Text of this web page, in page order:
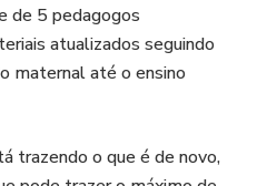
de 5 pedagogos
atualizados seguindo
maternal até o ensino
trazendo o que é de novo,